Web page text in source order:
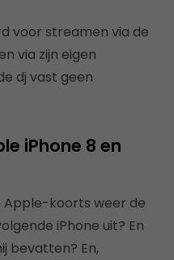
voor streamen via de
via zijn eigen
dj vast geen
iPhone 8 en
Apple-koorts weer de
iPhone uit? En
bevatten? En,